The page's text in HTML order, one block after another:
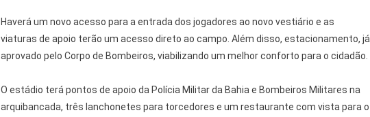
Haverá um novo acesso para a entrada dos jogadores ao novo vestiário e as
viaturas de apoio terão um acesso direto ao campo. Além disso, estacionamento, já
aprovado pelo Corpo de Bombeiros, viabilizando um melhor conforto para o cidadão.
O estádio terá pontos de apoio da Polícia Militar da Bahia e Bombeiros Militares na
arquibancada, três lanchonetes para torcedores e um restaurante com vista para o